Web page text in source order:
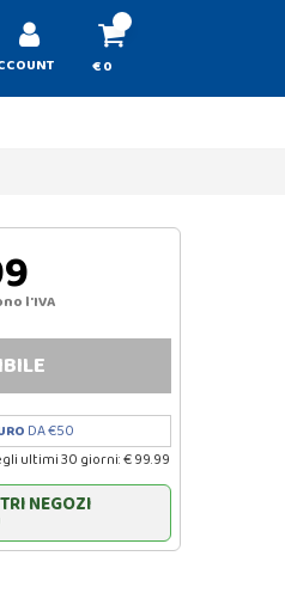
€ 0
l'IVA
DA €50
ultimi 30 giorni: € 99.99
NEGOZI